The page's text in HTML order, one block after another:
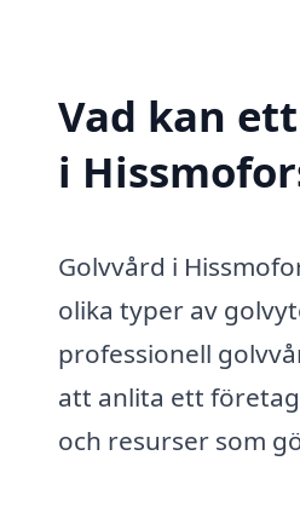
Vad kan
i
Golvvård i
olika typer av
professionell
att anlita ett
och resurser som